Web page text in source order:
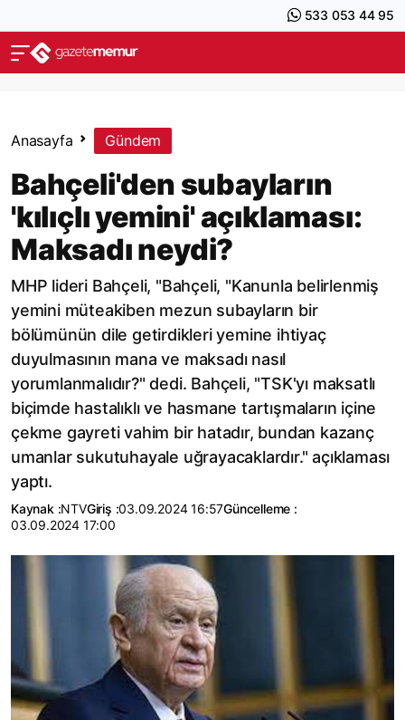
533 053 44 95
Anasayfa Gündem
Bahçeli'den subayların
'kılıçlı yemini' açıklaması:
Maksadı neydi?
MHP lideri Bahçeli, "Bahçeli, "Kanunla belirlenmiş
yemini müteakiben mezun subayların bir
bölümünün dile getirdikleri yemine ihtiyaç
duyulmasının mana ve maksadı nasıl
yorumlanmalıdır?" dedi. Bahçeli, "TSK'yı maksatlı
biçimde hastalıklı ve hasmane tartışmaların içine
çekme gayreti vahim bir hatadır, bundan kazanç
umanlar sukutuhayale uğrayacaklardır." açıklaması
yaptı.
Kaynak :NTVGiriş :03.09.2024 16:57Güncelleme :
03.09.2024 17:00